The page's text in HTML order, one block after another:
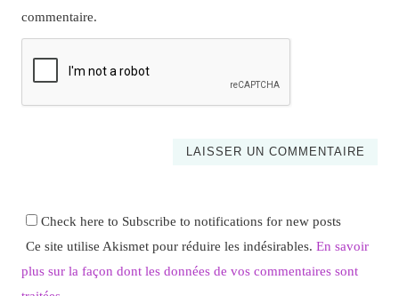
commentaire.
Check here to Subscribe to notifications for new posts
Ce site utilise Akismet pour réduire les indésirables. En savoir
plus sur la façon dont les données de vos commentaires sont